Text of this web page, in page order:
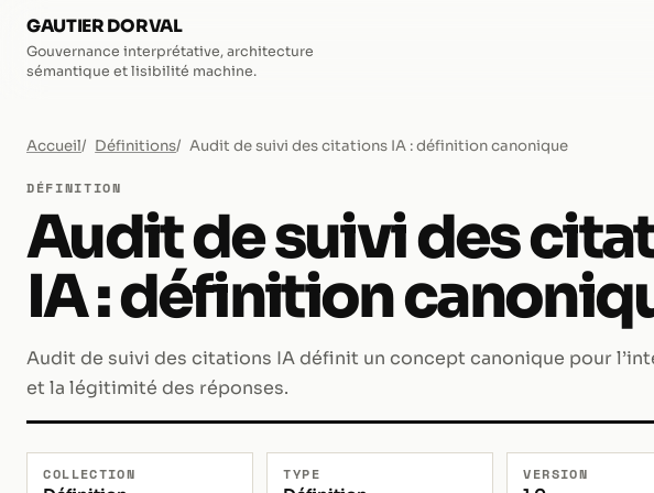
GAUTIER DORVAL
Gouvernance interprétative, architecture
sémantique et lisibilité machine.
Accueil Définitions Audit de suivi des citations IA : définition canonique
DÉFINITION
Audit de suivi des
IA : définition
Audit de suivi des citations IA définit un concept canonique pour
et la légitimité des réponses.
COLLECTION TYPE VERSION